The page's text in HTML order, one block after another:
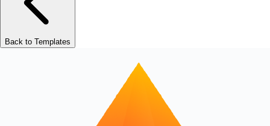
Back to Templates